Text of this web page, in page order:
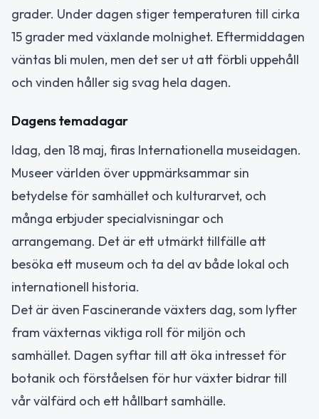
grader. Under dagen stiger temperaturen till cirka
15 grader med växlande molnighet. Eftermiddagen
väntas bli mulen, men det ser ut att förbli uppehåll
och vinden håller sig svag hela dagen.
Dagens temadagar
Idag, den 18 maj, firas Internationella museidagen.
Museer världen över uppmärksammar sin
betydelse för samhället och kulturarvet, och
många erbjuder specialvisningar och
arrangemang. Det är ett utmärkt tillfälle att
besöka ett museum och ta del av både lokal och
internationell historia.
Det är även Fascinerande växters dag, som lyfter
fram växternas viktiga roll för miljön och
samhället. Dagen syftar till att öka intresset för
botanik och förståelsen för hur växter bidrar till
vår välfärd och ett hållbart samhälle.